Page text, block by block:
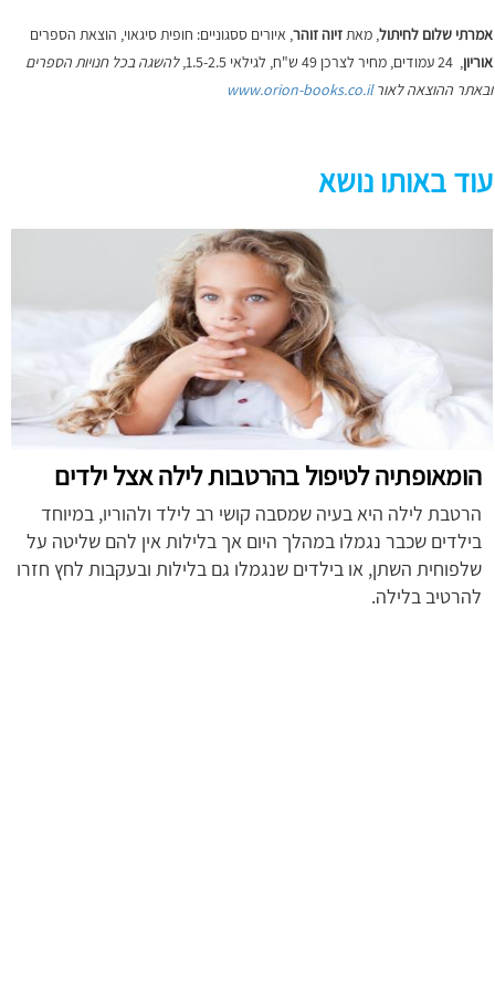
אמרתי שלום לחיתול, מאתזיוה זוהר, איורים ססגוניים: חופית סיגאוי, הוצאת הספרים
אוריון, 24 עמודים, מחיר לצרכן 49 ש"ח, לגילאי 1.5-2.5,
להשגה בכל חנויות הספרים
ובאתר ההוצאה לאורwww.orion-books.co.il
עוד באותו נושא
הומאופתיה לטיפול בהרטבות לילה אצל ילדים
הרטבת לילה היא בעיה שמסבה קושי רב לילד ולהוריו, במיוחד
בילדים שכבר נגמלו במהלך היום אך בלילות אין להם שליטה על
שלפוחית השתן, או בילדים שנגמלו גם בלילות ובעקבות לחץ חזרו
להרטיב בלילה.